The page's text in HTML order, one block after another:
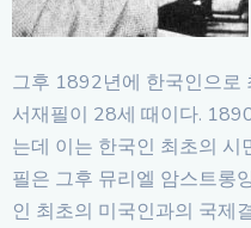
그후 1892년에 한국인으로
서재필이 28세 때이다.
는데 이는 한국인 최초의 시
필은 그후 뮤리엘 암스트롱
인 최초의 미국인과의 국제